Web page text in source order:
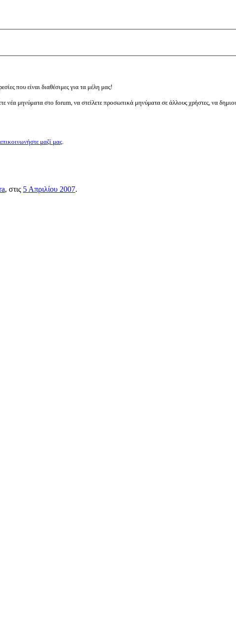
που είναι διαθέσιμες για τα μέλη μας!
νέα μηνύματα στο forum, να στείλετε προσωπικά μηνύματα σε άλλους χρήστες, να
επικοινωνήστε μαζί μας.
, στις 5 Απριλίου 2007.